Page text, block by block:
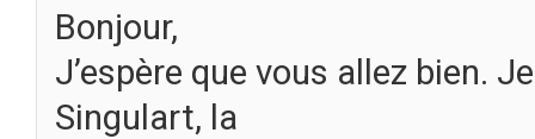
Bonjour,
J’espère que vous allez bien.
Singulart, la